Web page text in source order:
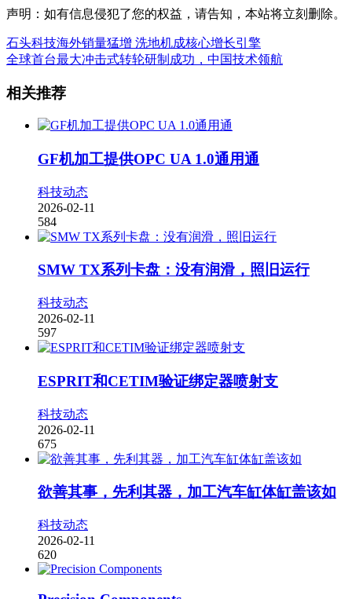
声明：如有信息侵犯了您的权益，请告知，本站将立刻删除。
石头科技海外销量猛增 洗地机成核心增长引擎
全球首台最大冲击式转轮研制成功，中国技术领航
相关推荐
GF机加工提供OPC UA 1.0通用通
科技动态
2026-02-11
584
SMW TX系列卡盘：没有润滑，照旧运行
科技动态
2026-02-11
597
ESPRIT和CETIM验证绑定器喷射支
科技动态
2026-02-11
675
欲善其事，先利其器，加工汽车缸体缸盖该如
科技动态
2026-02-11
620